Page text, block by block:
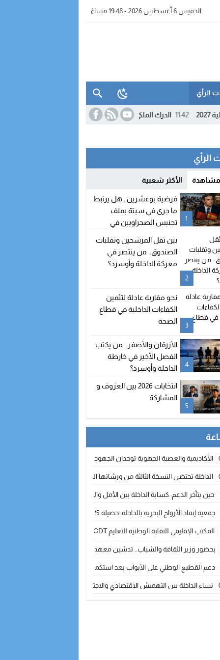
الخميس 6 أغسطس 2026 - 19:48 مساءً
الرأي
الدرك الملكي يفكك شبكة رقمية للتحريض على الهجرة غير النظامية
الرأي
مشاهدة الأكثر شعبية
1
فرضية بوعشرين.. هل يرتبط
ما جرى في سبتة بملف
تجنيس الصحراويين في
2
بين ثقل المرشحين وتقلبات
الصندوق.. من ينتصر في
معركة الداخلة وأوسرد؟
3
نحو مقاربة عادلة لتثمين
الكفاءات الداخلية في قطاع
الصحة
4
الأزرقان والأصفر… من يكتب
الفصل الأخير في خارطة
الداخلة وأوسرد؟
5
انتخابات 2026 بين العزوف و
المشاركة
الأكاديمية والعصبة الجهوية توحدان الجهود لتطوير الممارسة الكروية بجهة
الداخلة تحتضن النسخة الثالثة من ورشاتها الدولية: تكوين متخصص في التراث
حين يتأخر الدعم: كسابة الداخلة بين الأمل والقلق ؟
جمعية إنقاذ الأرواح البحرية بالداخلة: حصيلة 2025 بين مهام الإنقاذ ومشروع “دار البحار”
المكتب الإقليمي للنقابة الوطنية للتعليم CDT يجتمع مع المدير الإقليمي لمناقشة ملفات جوهرية لنساء ورجال التعليم
بحضور وزير الثقافة والشباب.. تدشين معهد الموسيقى والفنون الكوريغرافية بالداخلة
دعم القطيع الوطني على الأبواب بعد استكمال الترقيم… الفلاحة المغربية
نساء الداخلة بين التهميش الاقتصادي والاجتماعي… في المؤسسات الإنتاجية